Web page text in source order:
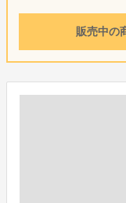
販売中の